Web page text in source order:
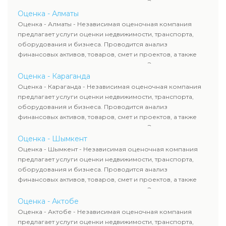
оценка животных и недропользования. Эксперты
определяют рыночную стоимость имущества и
рассчитывают ущерб. Все отчеты соответствуют
требованиям законодательства и используются для
сделок, кредитования и судебных процессов.
Оценка - Алматы
Оценка - Алматы - Независимая оценочная компания
предлагает услуги оценки недвижимости, транспорта,
оборудования и бизнеса. Проводится анализ
финансовых активов, товаров, смет и проектов, а также
оценка животных и недропользования. Эксперты
определяют рыночную стоимость имущества и
рассчитывают ущерб. Все отчеты соответствуют
требованиям законодательства и используются для
сделок, кредитования и судебных процессов.
Оценка - Караганда
Оценка - Караганда - Независимая оценочная компания
предлагает услуги оценки недвижимости, транспорта,
оборудования и бизнеса. Проводится анализ
финансовых активов, товаров, смет и проектов, а также
оценка животных и недропользования. Эксперты
определяют рыночную стоимость имущества и
рассчитывают ущерб. Все отчеты соответствуют
требованиям законодательства и используются для
сделок, кредитования и судебных процессов.
Оценка - Шымкент
Оценка - Шымкент - Независимая оценочная компания
предлагает услуги оценки недвижимости, транспорта,
оборудования и бизнеса. Проводится анализ
финансовых активов, товаров, смет и проектов, а также
оценка животных и недропользования. Эксперты
определяют рыночную стоимость имущества и
рассчитывают ущерб. Все отчеты соответствуют
требованиям законодательства и используются для
Оценка - Актобе
Оценка - Актобе - Независимая оценочная компания
предлагает услуги оценки недвижимости, транспорта,